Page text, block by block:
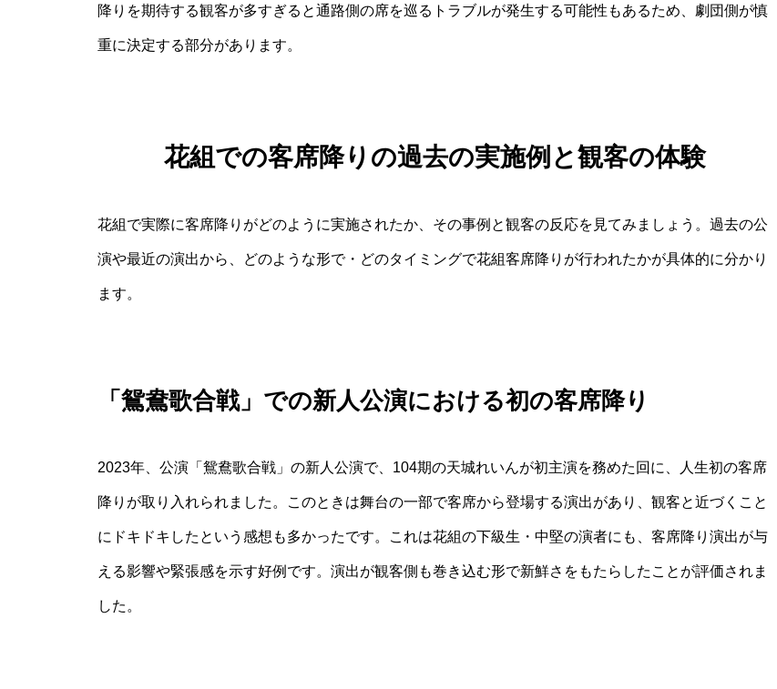
降りを期待する観客が多すぎると通路側の席を巡るトラブルが発生する可能性もあるため、劇団側が慎
重に決定する部分があります。
花組での客席降りの過去の実施例と観客の体験
花組で実際に客席降りがどのように実施されたか、その事例と観客の反応を見てみましょう。過去の公
演や最近の演出から、どのような形で・どのタイミングで花組客席降りが行われたかが具体的に分かり
ます。
「鴛鴦歌合戦」での新人公演における初の客席降り
2023年、公演「鴛鴦歌合戦」の新人公演で、104期の天城れいんが初主演を務めた回に、人生初の客席
降りが取り入れられました。このときは舞台の一部で客席から登場する演出があり、観客と近づくこと
にドキドキしたという感想も多かったです。これは花組の下級生・中堅の演者にも、客席降り演出が与
える影響や緊張感を示す好例です。演出が観客側も巻き込む形で新鮮さをもたらしたことが評価されま
した。